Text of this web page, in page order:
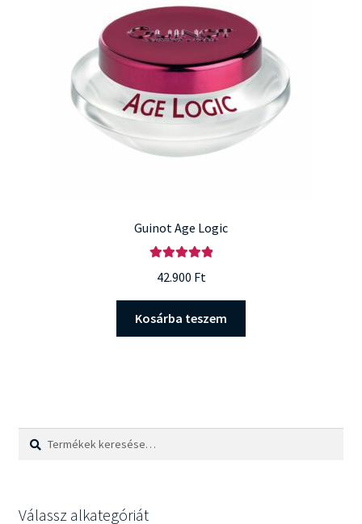
Guinot Age Logic
42.900 Ft
Kosárba teszem
Keresés
Keresés
Válassz alkategóriát